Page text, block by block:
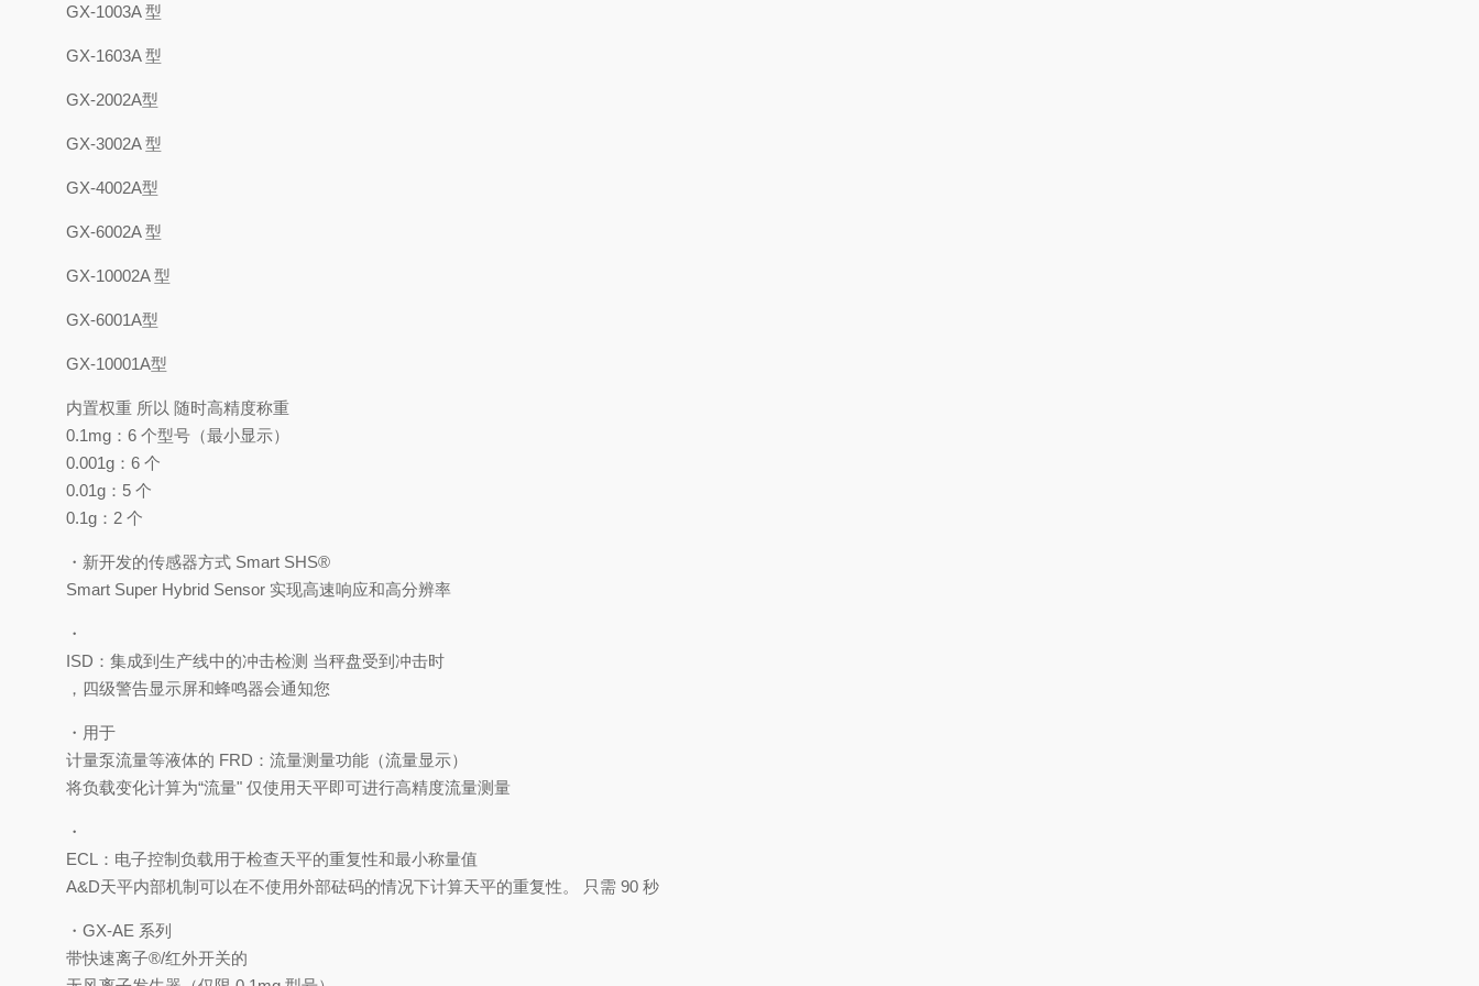
GX-1003A 型
GX-1603A 型
GX-2002A型
GX-3002A 型
GX-4002A型
GX-6002A 型
GX-10002A 型
GX-6001A型
GX-10001A型
内置权重 所以 随时高精度称重
0.1mg：6 个型号（最小显示）
0.001g：6 个
0.01g：5 个
0.1g：2 个
・新开发的传感器方式 Smart SHS®
Smart Super Hybrid Sensor 实现高速响应和高分辨率
・
ISD：集成到生产线中的冲击检测 当秤盘受到冲击时
，四级警告显示屏和蜂鸣器会通知您
・用于
计量泵流量等液体的 FRD：流量测量功能（流量显示）
将负载变化计算为“流量" 仅使用天平即可进行高精度流量测量
・
ECL：电子控制负载用于检查天平的重复性和最小称量值
A&D天平内部机制可以在不使用外部砝码的情况下计算天平的重复性。 只需 90 秒
・GX-AE 系列
带快速离子®/红外开关的